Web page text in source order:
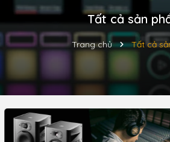
Tất cả sản
Trang chủ Tất cả